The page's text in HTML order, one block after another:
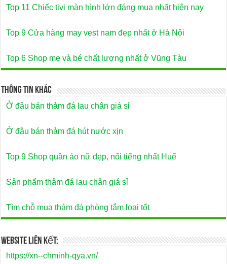
Top 11 Chiếc tivi màn hình lớn đáng mua nhất hiện nay
Top 9 Cửa hàng may vest nam đẹp nhất ở Hà Nội
Top 6 Shop mẹ và bé chất lượng nhất ở Vũng Tàu
Thông Tin Khác
Ở đâu bán thảm đá lau chân giá sỉ
Ở đâu bán thảm đá hút nước xịn
Top 9 Shop quần áo nữ đẹp, nổi tiếng nhất Huế
Sản phẩm thảm đá lau chân giá sỉ
Tìm chỗ mua thảm đá phòng tắm loại tốt
Website Liên Kết:
https://xn--chminh-qya.vn/